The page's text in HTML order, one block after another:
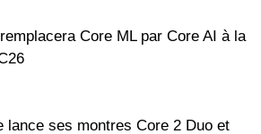
Core ML par Core AI à la
lance ses montres Core 2 Duo et